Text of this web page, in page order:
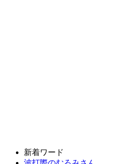
新着ワード